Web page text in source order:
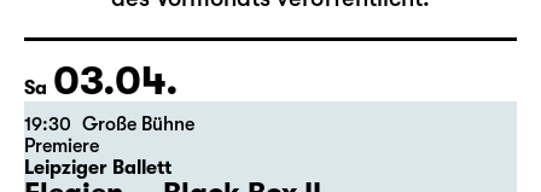
Der vollständige Spielplan wird bis zum 5.
des Vormonats veröffentlicht.
Sa 03.04.